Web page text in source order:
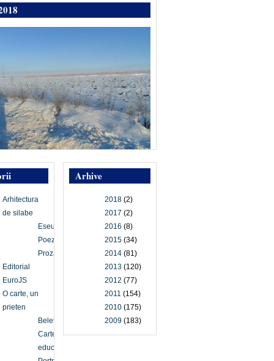
Arhive
2018 (2)
2017 (2)
2016 (8)
2015 (34)
2014 (81)
2013 (120)
2012 (77)
2011 (154)
2010 (175)
2009 (183)
Arhitectura
de silabe
Eseu
Poezie
Proză
Editorial
EuroJS
O carte, un
prieten
Beletristică
Carte
educațională